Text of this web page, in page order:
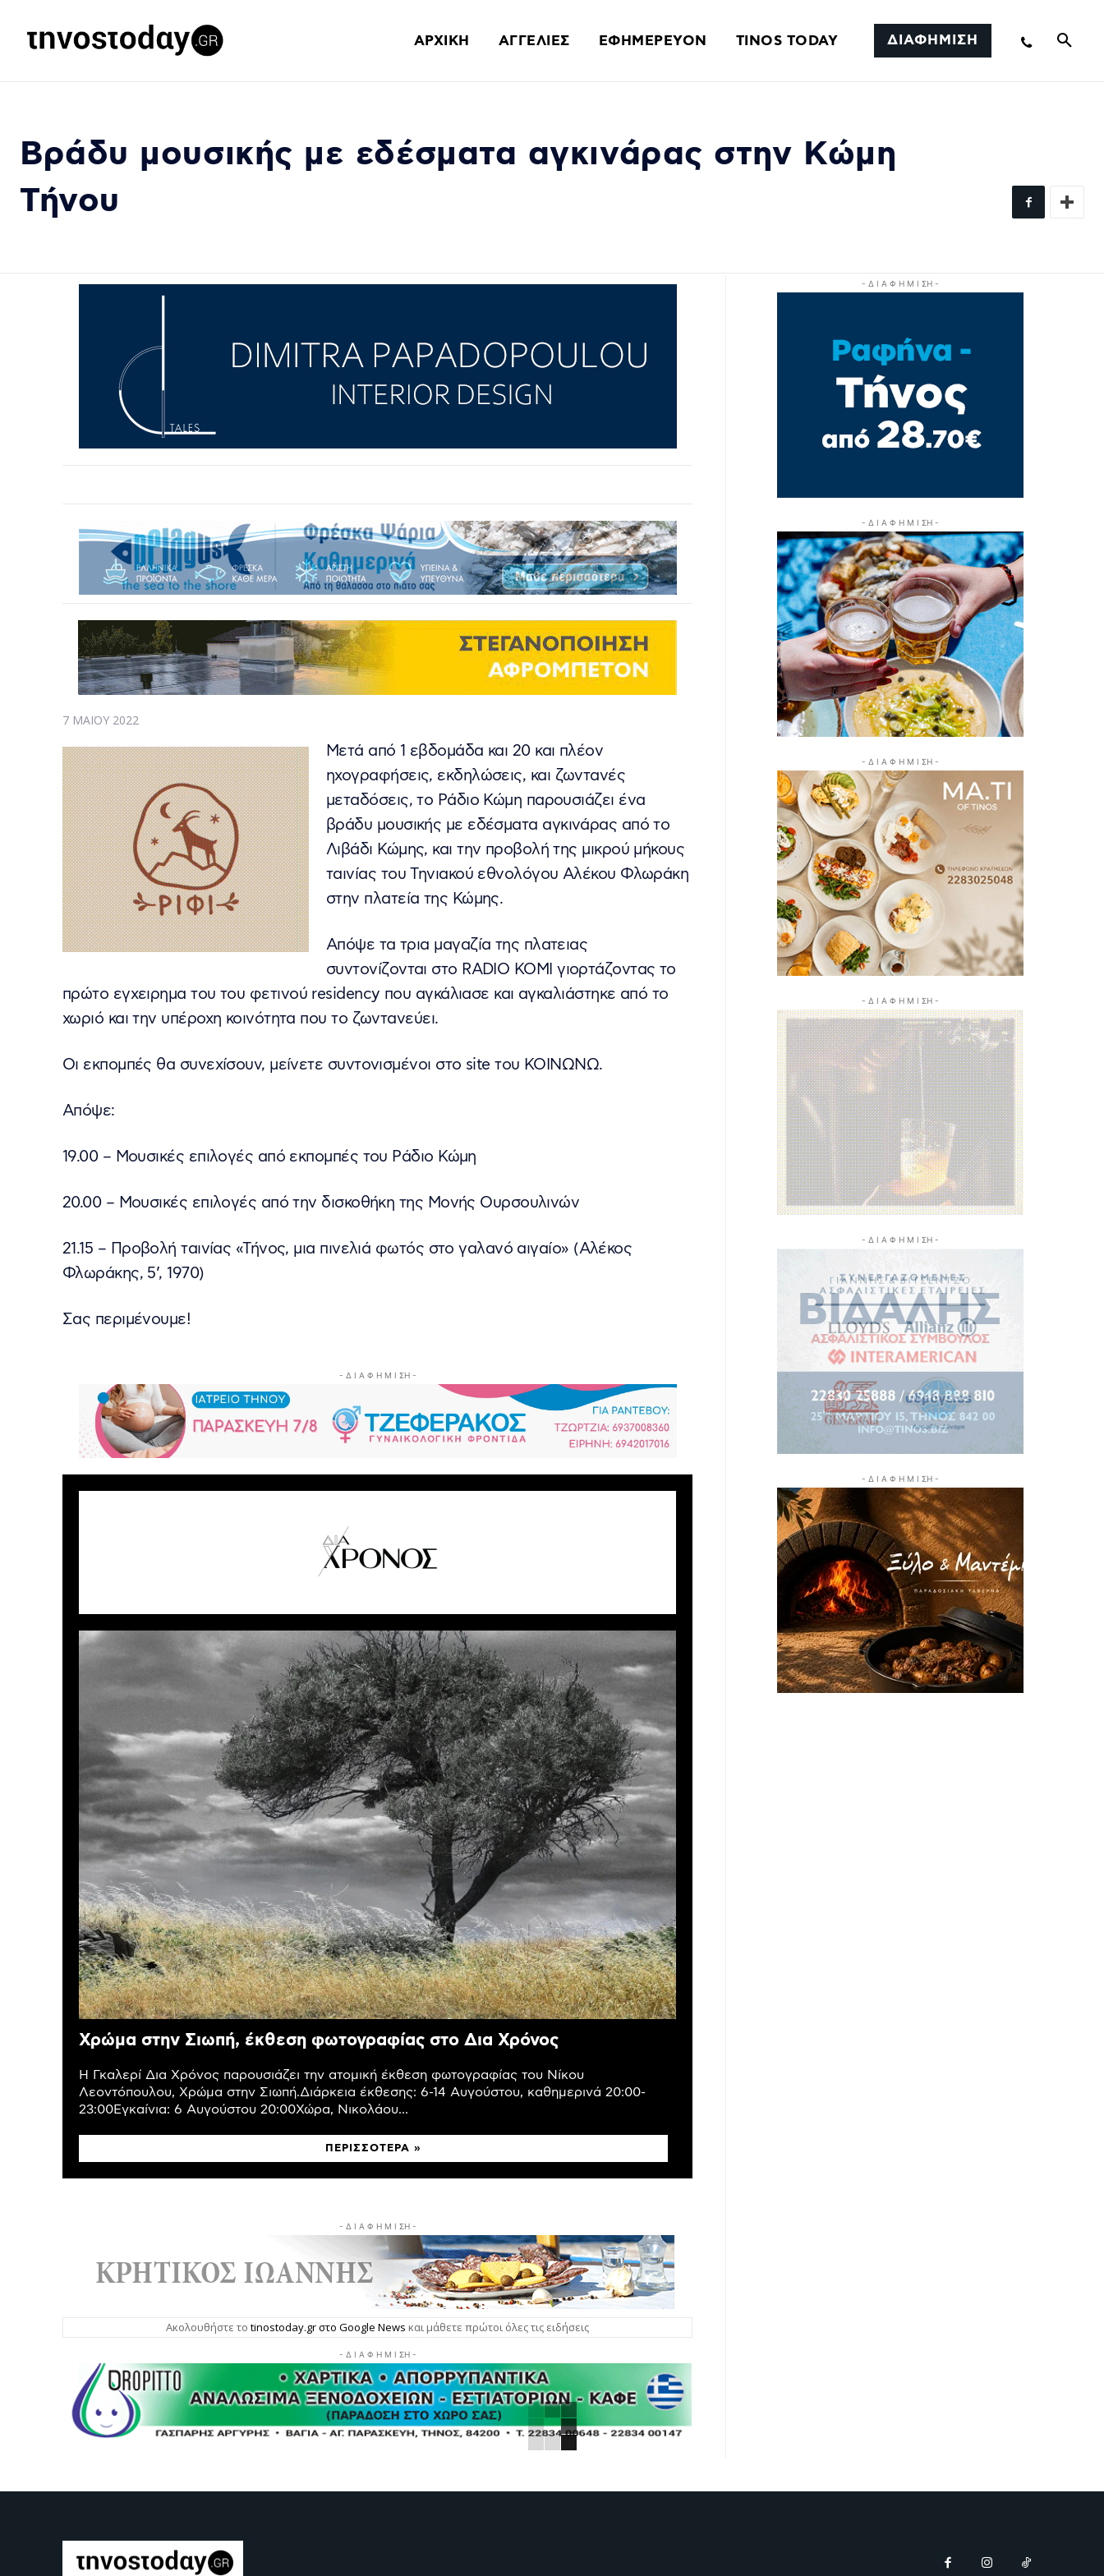
ΑΡΧΙΚΗ ΑΓΓΕΛΙΕΣ ΕΦΗΜΕΡΕΥΟΝ TINOS TODAY ΔΙΑΦΗΜΙΣΗ
Bράδυ μουσικής με εδέσματα αγκινάρας στην Κώμη
Τήνου
7 ΜΑΪ́ΟΥ 2022
Μετά από 1 εβδομάδα και 20 και πλέον
ηχογραφήσεις, εκδηλώσεις, και ζωντανές
μεταδόσεις, το Ράδιο Κώμη παρουσιάζει ένα
βράδυ μουσικής με εδέσματα αγκινάρας από το
Λιβάδι Κώμης, και την προβολή της μικρού μήκους
ταινίας του Τηνιακού εθνολόγου Αλέκου Φλωράκη
στην πλατεία της Κώμης.
Απόψε τα τρια μαγαζία της πλατειας
συντονίζονται στο RADIO KOMI γιορτάζοντας το
πρώτο εγχειρημα του του φετινού residency που αγκάλιασε και αγκαλιάστηκε από το
χωριό και την υπέροχη κοινότητα που το ζωντανεύει.
Οι εκπομπές θα συνεχίσουν, μείνετε συντονισμένοι στο site του ΚΟΙΝΩΝΩ.
Απόψε:
19.00 – Μουσικές επιλογές από εκπομπές του Ράδιο Κώμη
20.00 – Μουσικές επιλογές από την δισκοθήκη της Μονής Ουρσουλινών
21.15 – Προβολή ταινίας «Τήνος, μια πινελιά φωτός στο γαλανό αιγαίο» (Αλέκος
Φλωράκης, 5’, 1970)
Σας περιμένουμε!
- Δ Ι Α Φ Η Μ Ι ΣΗ -
Χρώμα στην Σιωπή, έκθεση φωτογραφίας στο Δια Χρόνος
Η Γκαλερί Δια Χρόνος παρουσιάζει την ατομική έκθεση φωτογραφίας του Νίκου
Λεοντόπουλου, Χρώμα στην Σιωπή.Διάρκεια έκθεσης: 6-14 Αυγούστου, καθημερινά 20:00-
23:00Εγκαίνια: 6 Αυγούστου 20:00Χώρα, Νικολάου...
ΠΕΡΙΣΣΌΤΕΡΑ »
- Δ Ι Α Φ Η Μ Ι ΣΗ -
Ακολουθήστε το tinostoday.gr στο Google News και μάθετε πρώτοι όλες τις ειδήσεις
- Δ Ι Α Φ Η Μ Ι ΣΗ -
- Δ Ι Α Φ Η Μ Ι ΣΗ -
- Δ Ι Α Φ Η Μ Ι ΣΗ -
- Δ Ι Α Φ Η Μ Ι ΣΗ -
- Δ Ι Α Φ Η Μ Ι ΣΗ -
- Δ Ι Α Φ Η Μ Ι ΣΗ -
- Δ Ι Α Φ Η Μ Ι ΣΗ -